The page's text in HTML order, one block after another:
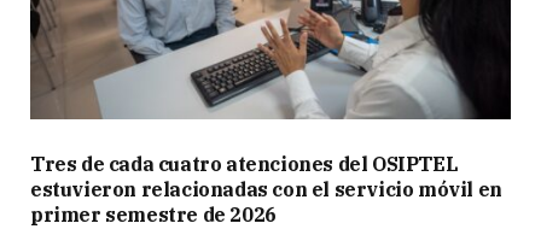
Tres de cada cuatro atenciones del OSIPTEL
estuvieron relacionadas con el servicio móvil en
primer semestre de 2026